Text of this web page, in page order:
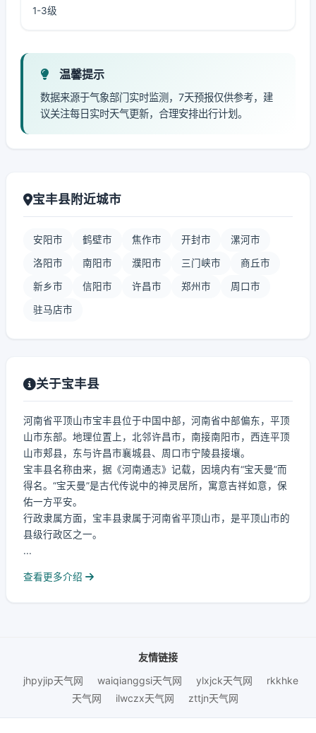
1-3级
温馨提示
数据来源于气象部门实时监测，7天预报仅供参考，建
议关注每日实时天气更新，合理安排出行计划。
宝丰县附近城市
安阳市 鹤壁市 焦作市 开封市 漯河市
洛阳市 南阳市 濮阳市 三门峡市 商丘市
新乡市 信阳市 许昌市 郑州市 周口市
驻马店市
关于宝丰县
河南省平顶山市宝丰县位于中国中部，河南省中部偏东，平顶
山市东部。地理位置上，北邻许昌市，南接南阳市，西连平顶
山市郏县，东与许昌市襄城县、周口市宁陵县接壤。
宝丰县名称由来，据《河南通志》记载，因境内有“宝天曼”而
得名。“宝天曼”是古代传说中的神灵居所，寓意吉祥如意，保
佑一方平安。
行政隶属方面，宝丰县隶属于河南省平顶山市，是平顶山市的
县级行政区之一。
...
查看更多介绍
友情链接
jhpyjip天气网
waiqianggsi天气网 ylxjck天气网
rkkhke
天气网
ilwczx天气网 zttjn天气网